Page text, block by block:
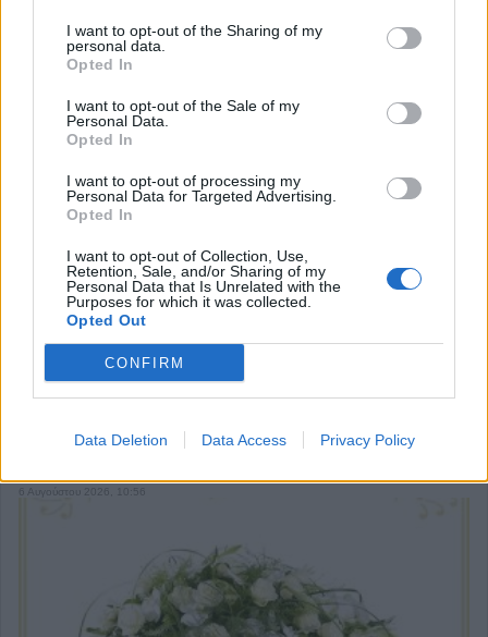
I want to opt-out of the Sharing of my
personal data.
Opted In
I want to opt-out of the Sale of my
Personal Data.
Opted In
I want to opt-out of processing my
Personal Data for Targeted Advertising.
Opted In
I want to opt-out of Collection, Use,
Retention, Sale, and/or Sharing of my
Personal Data that Is Unrelated with the
Purposes for which it was collected.
Opted Out
CONFIRM
Data Deletion Data Access Privacy Policy
Βανδαλισμοί στο τουριστικό περίπτερο
Καταφυγίου και Ραχούλας
6 Αυγούστου 2026, 13:35
για την απομάκρυνση των κορακοειδών - Θετικά τα
6 Αυγούστου 2026, 10:56